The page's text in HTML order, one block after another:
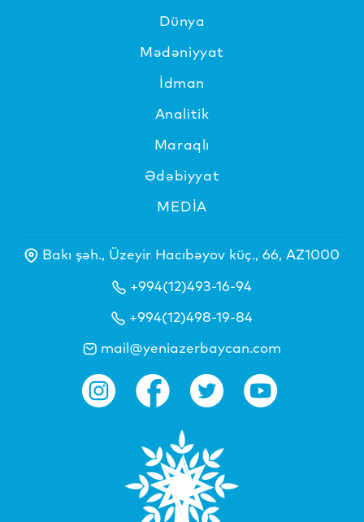
Dünya
Mədəniyyat
İdman
Analitik
Maraqlı
Ədəbiyyat
MEDİA
Bakı şəh., Üzeyir Hacıbəyov küç., 66, AZ1000
+994(12)493-16-94
+994(12)498-19-84
mail@yeniazerbaycan.com